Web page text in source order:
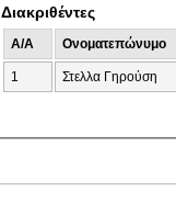
Διακριθέντες
A/A Ονοματεπώνυμο
1 Στελλα Γηρούση